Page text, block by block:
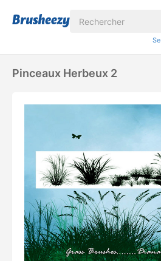
Pinceaux Herbeux 2